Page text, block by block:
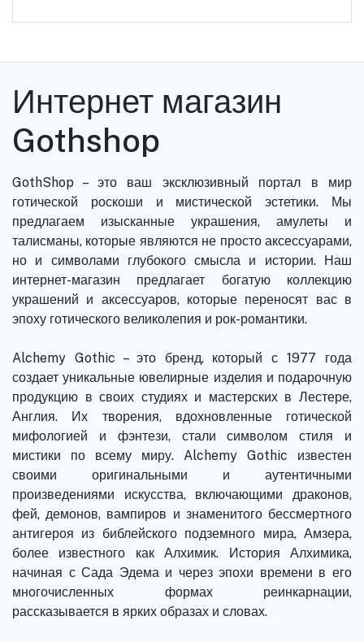
Интернет магазин
Gothshop
GothShop – это ваш эксклюзивный портал в мир
готической роскоши и мистической эстетики. Мы
предлагаем изысканные украшения, амулеты и
талисманы, которые являются не просто аксессуарами,
но и символами глубокого смысла и истории. Наш
интернет-магазин предлагает богатую коллекцию
украшений и аксессуаров, которые переносят вас в
эпоху готического великолепия и рок-романтики.
Alchemy Gothic – это бренд, который с 1977 года
создает уникальные ювелирные изделия и подарочную
продукцию в своих студиях и мастерских в Лестере,
Англия. Их творения, вдохновленные готической
мифологией и фэнтези, стали символом стиля и
мистики по всему миру. Alchemy Gothic известен
своими оригинальными и аутентичными
произведениями искусства, включающими драконов,
фей, демонов, вампиров и знаменитого бессмертного
антигероя из библейского подземного мира, Амзера,
более известного как Алхимик. История Алхимика,
начиная с Сада Эдема и через эпохи времени в его
многочисленных формах реинкарнации,
рассказывается в ярких образах и словах.